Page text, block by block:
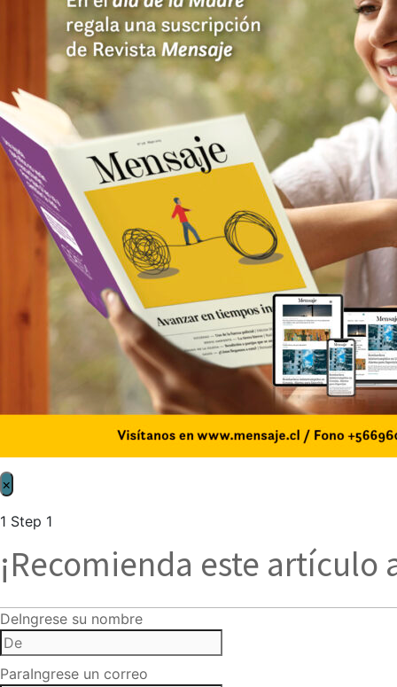
×
1 Step 1
¡Recomienda este artículo
DeIngrese su nombre
ParaIngrese un correo